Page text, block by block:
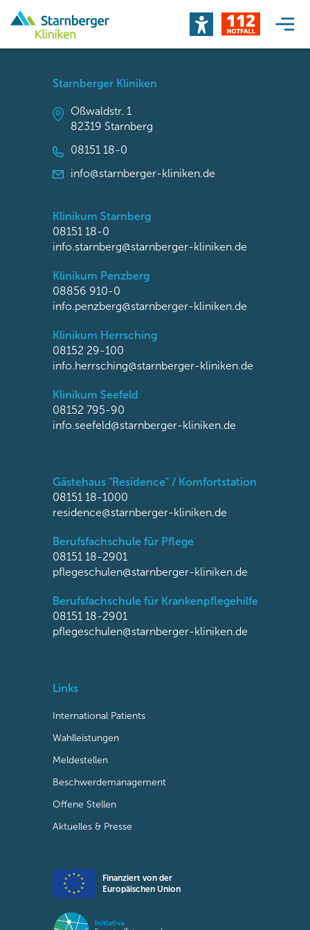
Starnberger Kliniken
Oßwaldstr. 1
82319 Starnberg
08151 18-0
info@starnberger-kliniken.de
Klinikum Starnberg
08151 18-0
info.starnberg@starnberger-kliniken.de
Klinikum Penzberg
08856 910-0
info.penzberg@starnberger-kliniken.de
Klinikum Herrsching
08152 29-100
info.herrsching@starnberger-kliniken.de
Klinikum Seefeld
08152 795-90
info.seefeld@starnberger-kliniken.de
Gästehaus "Residence" / Komfortstation
08151 18-1000
residence@starnberger-kliniken.de
Berufsfachschule für Pflege
08151 18-2901
pflegeschulen@starnberger-kliniken.de
Berufsfachschule für Krankenpflegehilfe
08151 18-2901
pflegeschulen@starnberger-kliniken.de
Links
International Patients
Wahlleistungen
Meldestellen
Beschwerdemanagement
Offene Stellen
Aktuelles & Presse
Finanziert von der
Europäischen Union